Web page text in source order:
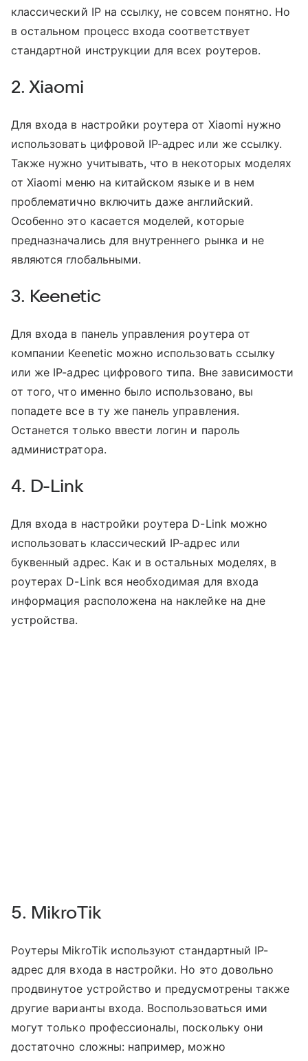
классический IP на ссылку, не совсем понятно. Но
в остальном процесс входа соответствует
стандартной инструкции для всех роутеров.
2. Xiaomi
Для входа в настройки роутера от Xiaomi нужно
использовать цифровой IP-адрес или же ссылку.
Также нужно учитывать, что в некоторых моделях
от Xiaomi меню на китайском языке и в нем
проблематично включить даже английский.
Особенно это касается моделей, которые
предназначались для внутреннего рынка и не
являются глобальными.
3. Keenetic
Для входа в панель управления роутера от
компании Keenetic можно использовать ссылку
или же IP-адрес цифрового типа. Вне зависимости
от того, что именно было использовано, вы
попадете все в ту же панель управления.
Останется только ввести логин и пароль
администратора.
4. D-Link
Для входа в настройки роутера D-Link можно
использовать классический IP-адрес или
буквенный адрес. Как и в остальных моделях, в
роутерах D-Link вся необходимая для входа
информация расположена на наклейке на дне
устройства.
5. MikroTik
Роутеры MikroTik используют стандартный IP-
адрес для входа в настройки. Но это довольно
продвинутое устройство и предусмотрены также
другие варианты входа. Воспользоваться ими
могут только профессионалы, поскольку они
достаточно сложны: например, можно